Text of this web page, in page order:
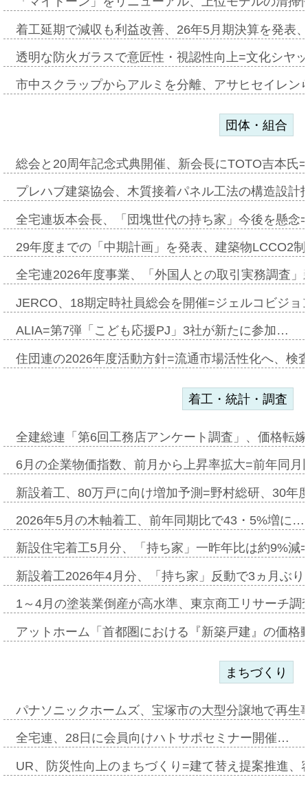
着工延期で減収も利益改善、26年5月期決算を発表
透明な防火ガラスで意匠性・視認性向上=文化シヤ
市中スクラップからアルミを分離、アサヒセイレ
団体・組合
総会と20周年記念式典開催、新会長にTOTO吉本氏
プレハブ建築協会、木質接着パネル工法の構造設
全宅連坂本会長、「団塊世代の持ち家」今後を懸
29年度までの「中期計画」を発表、建築物LCCO2
全宅連2026年度事業、「外国人との取引実務調査
JERCO、18期定時社員総会を開催=ジェルコビジ
ALIA=第7弾「こども応援PJ」3社が新たに参加…
住団連の2026年度活動方針=流通市場活性化へ、検
着工・統計・調査
全建総連「第6回工務店アンケート調査」、価格転
6月の企業物価指数、前月から上昇率拡大=前年同
新設着工、80万戸に向け増加予測=野村総研、30年
2026年5月の木軸着工、前年同期比で43・5%増に…
新設住宅着工5月分、「持ち家」一昨年比は約9%
新設着工2026年4月分、「持ち家」反動で3ヵ月ぶ
1～4月の塗装業倒産が高水準、東京商工リサーチ
アットホーム「首都圏における『新築戸建』の価
まちづくり
パナソニックホームズ、宝塚市の大型分譲地で再
全宅連、28日に会員向けハトサポセミナー開催…
UR、防災性向上のまちづくり=建て替え提案推進